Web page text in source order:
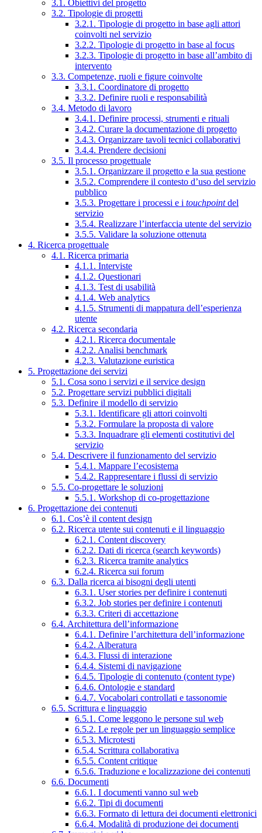
3.1. Obiettivi del progetto
3.2. Tipologie di progetti
3.2.1. Tipologie di progetto in base agli attori
coinvolti nel servizio
3.2.2. Tipologie di progetto in base al focus
3.2.3. Tipologie di progetto in base all’ambito di
intervento
3.3. Competenze, ruoli e figure coinvolte
3.3.1. Coordinatore di progetto
3.3.2. Definire ruoli e responsabilità
3.4. Metodo di lavoro
3.4.1. Definire processi, strumenti e rituali
3.4.2. Curare la documentazione di progetto
3.4.3. Organizzare tavoli tecnici collaborativi
3.4.4. Prendere decisioni
3.5. Il processo progettuale
3.5.1. Organizzare il progetto e la sua gestione
3.5.2. Comprendere il contesto d’uso del servizio
pubblico
3.5.3. Progettare i processi e i touchpointdel
servizio
3.5.4. Realizzare l’interfaccia utente del servizio
3.5.5. Validare la soluzione ottenuta
4. Ricerca progettuale
4.1. Ricerca primaria
4.1.1. Interviste
4.1.2. Questionari
4.1.3. Test di usabilità
4.1.4. Web analytics
4.1.5. Strumenti di mappatura dell’esperienza
utente
4.2. Ricerca secondaria
4.2.1. Ricerca documentale
4.2.2. Analisi benchmark
4.2.3. Valutazione euristica
5. Progettazione dei servizi
5.1. Cosa sono i servizi e il service design
5.2. Progettare servizi pubblici digitali
5.3. Definire il modello di servizio
5.3.1. Identificare gli attori coinvolti
5.3.2. Formulare la proposta di valore
5.3.3. Inquadrare gli elementi costitutivi del
servizio
5.4. Descrivere il funzionamento del servizio
5.4.1. Mappare l’ecosistema
5.4.2. Rappresentare i flussi di servizio
5.5. Co-progettare le soluzioni
5.5.1. Workshop di co-progettazione
6. Progettazione dei contenuti
6.1. Cos’è il content design
6.2. Ricerca utente sui contenuti e il linguaggio
6.2.1. Content discovery
6.2.2. Dati di ricerca (search keywords)
6.2.3. Ricerca tramite analytics
6.2.4. Ricerca sui forum
6.3. Dalla ricerca ai bisogni degli utenti
6.3.1. User stories per definire i contenuti
6.3.2. Job stories per definire i contenuti
6.3.3. Criteri di accettazione
6.4. Architettura dell’informazione
6.4.1. Definire l’architettura dell’informazione
6.4.2. Alberatura
6.4.3. Flussi di interazione
6.4.4. Sistemi di navigazione
6.4.5. Tipologie di contenuto (content type)
6.4.6. Ontologie e standard
6.4.7. Vocabolari controllati e tassonomie
6.5. Scrittura e linguaggio
6.5.1. Come leggono le persone sul web
6.5.2. Le regole per un linguaggio semplice
6.5.3. Microtesti
6.5.4. Scrittura collaborativa
6.5.5. Content critique
6.5.6. Traduzione e localizzazione dei contenuti
6.6. Documenti
6.6.1. I documenti vanno sul web
6.6.2. Tipi di documenti
6.6.3. Formato di lettura dei documenti elettronici
6.6.4. Modalità di produzione dei documenti